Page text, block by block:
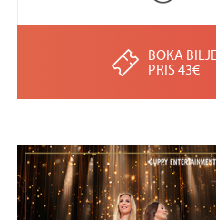
BOKA
PRIS 43€